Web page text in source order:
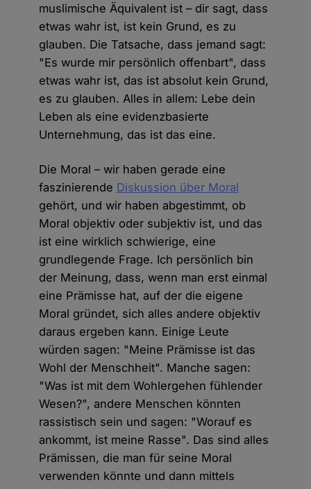
muslimische Äquivalent ist – dir sagt, dass
etwas wahr ist, ist kein Grund, es zu
glauben. Die Tatsache, dass jemand sagt:
"Es wurde mir persönlich offenbart", dass
etwas wahr ist, das ist absolut kein Grund,
es zu glauben. Alles in allem: Lebe dein
Leben als eine evidenzbasierte
Unternehmung, das ist das eine.
Die Moral – wir haben gerade eine
faszinierende Diskussion über Moral
gehört, und wir haben abgestimmt, ob
Moral objektiv oder subjektiv ist, und das
ist eine wirklich schwierige, eine
grundlegende Frage. Ich persönlich bin
der Meinung, dass, wenn man erst einmal
eine Prämisse hat, auf der die eigene
Moral gründet, sich alles andere objektiv
daraus ergeben kann. Einige Leute
würden sagen: "Meine Prämisse ist das
Wohl der Menschheit". Manche sagen:
"Was ist mit dem Wohlergehen fühlender
Wesen?", andere Menschen könnten
rassistisch sein und sagen: "Worauf es
ankommt, ist meine Rasse". Das sind alles
Prämissen, die man für seine Moral
verwenden könnte und dann mittels